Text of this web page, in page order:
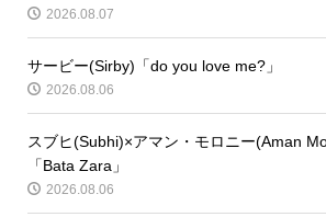
2026.08.07
サービー(Sirby)「do you love me?」
2026.08.06
スブヒ(Subhi)×アマン・モロニー(Aman
「Bata Zara」
2026.08.06